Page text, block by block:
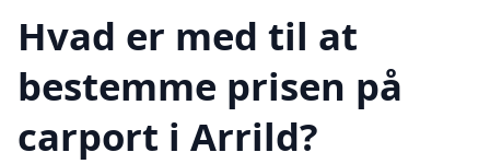
Hvad er med til at
bestemme prisen på
carport i Arrild?